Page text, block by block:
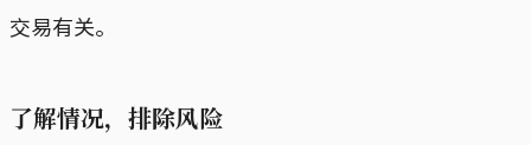
交易有关。
了解情况，排除风险